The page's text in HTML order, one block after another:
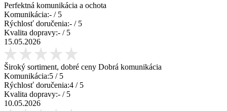
Perfektná komunikácia a ochota
Komunikácia:- / 5
Rýchlosť doručenia:- / 5
Kvalita dopravy:- / 5
15.05.2026
Široký sortiment, dobré ceny Dobrá komunikácia
Komunikácia:5 / 5
Rýchlosť doručenia:4 / 5
Kvalita dopravy:- / 5
10.05.2026